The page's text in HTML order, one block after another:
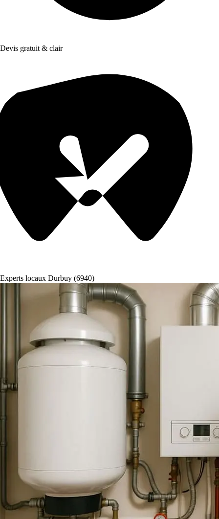
Devis gratuit & clair
Experts locaux Durbuy (6940)